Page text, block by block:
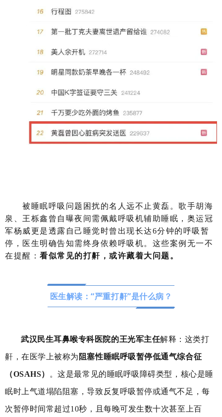
被睡眠呼吸问题困扰的名人远不止黄磊。歌手胡海
泉、王栎鑫曾自曝夜间需佩戴呼吸机辅助睡眠，奥运冠
军杨威更是透露自己睡觉时曾出现长达6分钟的呼吸暂
停，医生明确告知需终身依赖呼吸机。这些案例无一不
在提醒： 看似常见的打鼾，或许藏着大问题。
医生解读：“严重打鼾”是什么病？
武汉民生耳鼻喉专科医院的王光军主任解释：这类打
鼾，在医学上被称为 阻塞性睡眠呼吸暂停低通气综合征
（OSAHS） 。这是最常见的睡眠呼吸障碍类型，核心是睡
眠时上气道塌陷阻塞，导致反复呼吸暂停或通气不足，每
次暂停时间常超过10秒，且每晚可发生数十次甚至上百